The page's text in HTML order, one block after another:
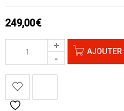
249,00€
AJOUTER